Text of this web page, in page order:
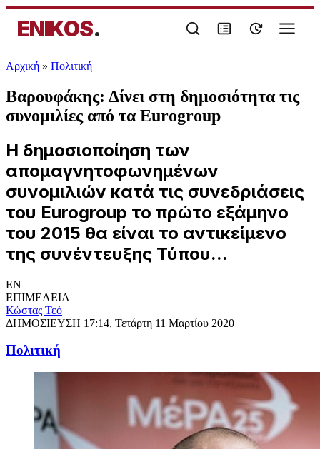
ENIKOS.
Αρχική » Πολιτική
Βαρουφάκης: Δίνει στη δημοσιότητα τις
συνομιλίες από τα Eurogroup
Η δημοσιοποίηση των
απομαγνητοφωνημένων
συνομιλιών κατά τις συνεδριάσεις
του Eurogroup το πρώτο εξάμηνο
του 2015 θα είναι το αντικείμενο
της συνέντευξης Τύπου...
EN
ΕΠΙΜΕΛΕΙΑ
Κώστας Τεό
ΔΗΜΟΣΙΕΥΣΗ 17:14, Τετάρτη 11 Μαρτίου 2020
Πολιτική